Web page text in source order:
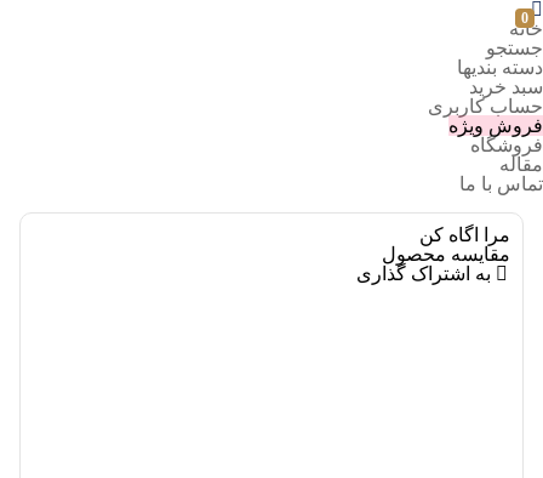
خانه
جستجو
دسته بندیها
سبد خرید
حساب کاربری
فروش ویژه
فروشگاه
مقاله
تماس با ما
0
مرا اگاه کن
مقایسه محصول
به اشتراک گذاری